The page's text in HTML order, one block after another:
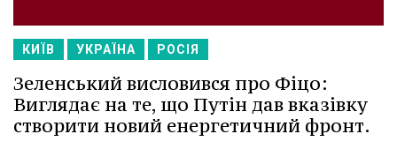
КИЇВ УКРАЇНА РОСІЯ
Зеленський висловився про Фіцо:
Виглядає на те, що Путін дав вказівку
створити новий енергетичний фронт.